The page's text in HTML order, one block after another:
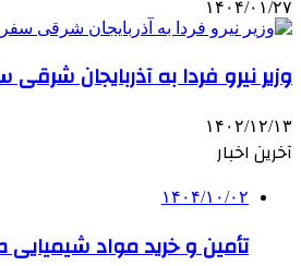
۱۴۰۴/۰۱/۲۷
وزیر نیرو فردا به آذربایجان
۱۴۰۲/۱۲/۱۳
آخرین اخبار
۱۴۰۴/۱۰/۰۲
تأمین و خرید مواد